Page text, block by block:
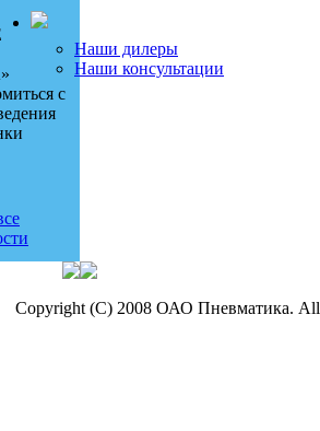
Наши дилеры
Наши консультации
с
Copyright (C) 2008 ОАО Пневматика. All